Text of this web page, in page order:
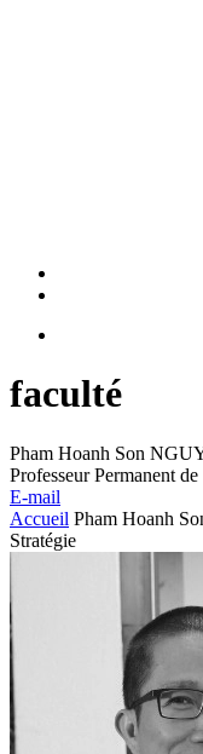
faculté
Pham Hoanh Son
Professeur Permanent
E-mail
Accueil Pham Hoanh
Stratégie